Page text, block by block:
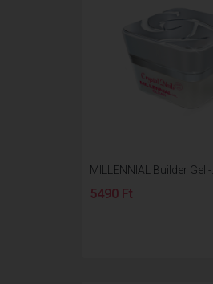
MILLENNIAL Builder Gel -...
5490 Ft